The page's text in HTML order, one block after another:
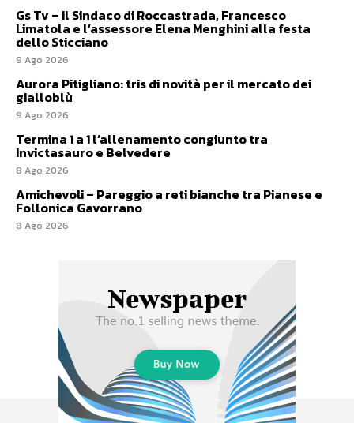
Gs Tv – Il Sindaco di Roccastrada, Francesco
Limatola e l’assessore Elena Menghini alla festa
dello Sticciano
9 Ago 2026
Aurora Pitigliano: tris di novità per il mercato dei
gialloblù
9 Ago 2026
Termina 1 a 1 l’allenamento congiunto tra
Invictasauro e Belvedere
8 Ago 2026
Amichevoli – Pareggio a reti bianche tra Pianese e
Follonica Gavorrano
8 Ago 2026